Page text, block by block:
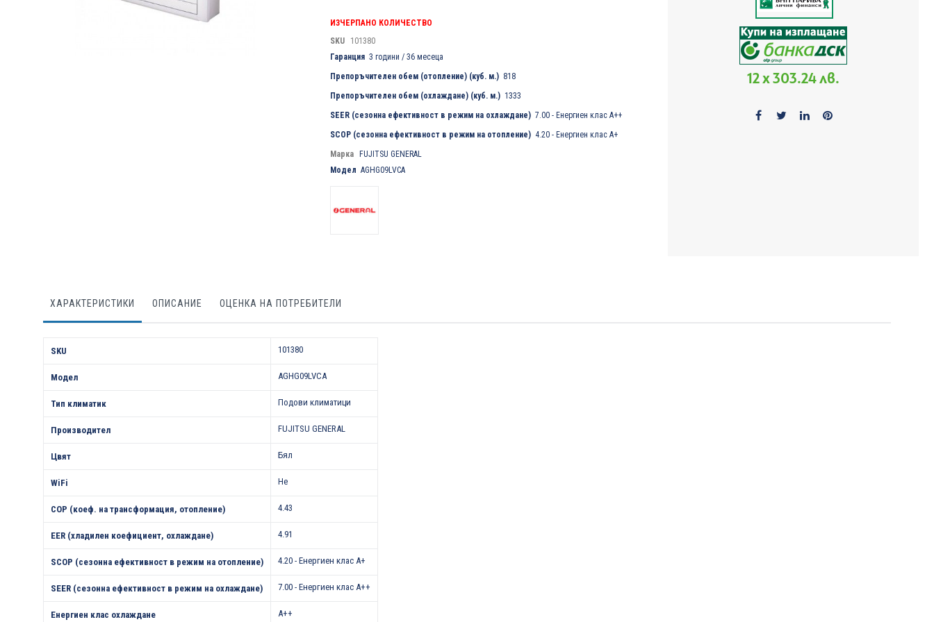
ИЗЧЕРПАНО КОЛИЧЕСТВО
SKU
101380
Гаранция 3 години / 36 месеца
Препоръчителен обем (отопление) (куб. м.) 818
Препоръчителен обем (охлаждане) (куб. м.) 1333
SEER (сезонна ефективност в режим на охлаждане) 7.00 - Енергиен клас A++
SCOP (сезонна ефективност в режим на отопление) 4.20 - Енергиен клас A+
Марка FUJITSU GENERAL
Модел AGHG09LVCA
12 x 303.24 лв.
ХАРАКТЕРИСТИКИ ОПИСАНИЕ ОЦЕНКА НА ПОТРЕБИТЕЛИ
SKU
101380
Модел AGHG09LVCA
Тип климатик Подови климатици
Производител FUJITSU GENERAL
Цвят Бял
WiFi Не
COP (коеф. на трансформация, отопление) 4.43
EER (хладилен коефициент, охлаждане) 4.91
SCOP (сезонна ефективност в режим на отопление) 4.20 - Енергиен клас A+
SEER (сезонна ефективност в режим на охлаждане) 7.00 - Енергиен клас A++
Енергиен клас охлаждане A++